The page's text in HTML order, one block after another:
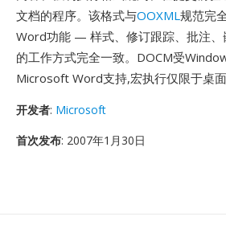
文档的程序。该格式与OOXML规范完
Word功能 — 样式、修订跟踪、批注
的工作方式完全一致。DOCM受
Microsoft Word支持,宏执行仅限于桌面
开发者: Microsoft
首次发布: 2007年1月30日